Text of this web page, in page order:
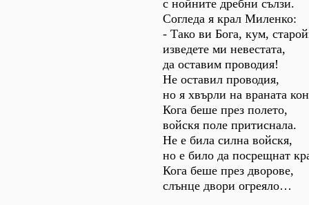
с нойните дребни сълзи.
Согледа я крал Миленко:
- Тако ви Бога, кум,
изведете ми невестата,
да оставим проводия!
Не оставил проводия,
но я хвърли на враната
Кога беше през полето,
войскя поле притиснала.
Не е била силна войскя,
но е било да посрещнат
Кога беше през дворове,
слънце двори огреяло…